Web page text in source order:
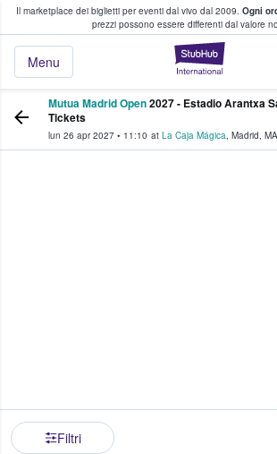
Il marketplace dei biglietti per eventi dal vivo dal 2009. Ogni
prezzi possono essere differenti dal valore
Menu
fan comprano e vendono
Mutua Madrid Open2027 - Estadio Arantxa
Tickets
lun 26 apr 2027 • 11:10 at La Caja Mágica, Madrid,
Filtri